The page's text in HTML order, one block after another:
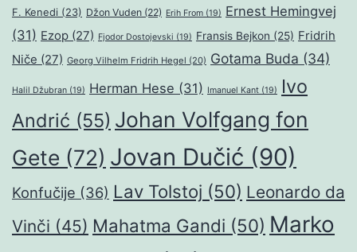
F. Kenedi (23) Džon Vuden (22) Erih From (19) Ernest Hemingvej
(31) Ezop (27) Fjodor Dostojevski (19) Fransis Bejkon (25) Fridrih
Niče (27) Georg Vilhelm Fridrih Hegel (20) Gotama Buda (34)
Halil Džubran (19) Herman Hese (31) Imanuel Kant (19)
Ivo
Andrić (55) Johan Volfgang fon
Gete (72) Jovan Dučić (90)
Konfučije (36) Lav Tolstoj (50) Leonardo da
Vinči (45) Mahatma Gandi (50) Marko